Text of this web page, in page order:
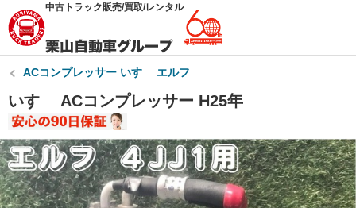
中古トラック販売/買取/レンタル
ACコンプレッサー いすゞ エルフ
いすゞ ACコンプレッサー H25年